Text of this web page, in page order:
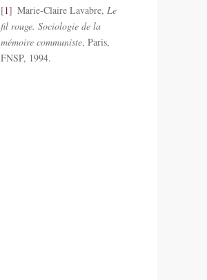
1 Marie-Claire Lavabre, Le
fil rouge. Sociologie de la
mémoire communiste, Paris,
FNSP, 1994.